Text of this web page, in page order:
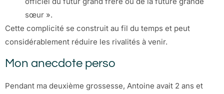
sœur ».
Cette complicité se construit au fil du temps et peut
considérablement réduire les rivalités à venir.
Mon anecdote perso
Pendant ma deuxième grossesse, Antoine avait 2 ans et